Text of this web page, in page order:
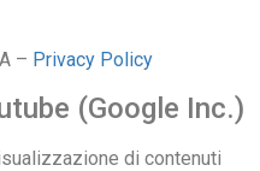
– Privacy Policy
(Google Inc.)
di contenuti